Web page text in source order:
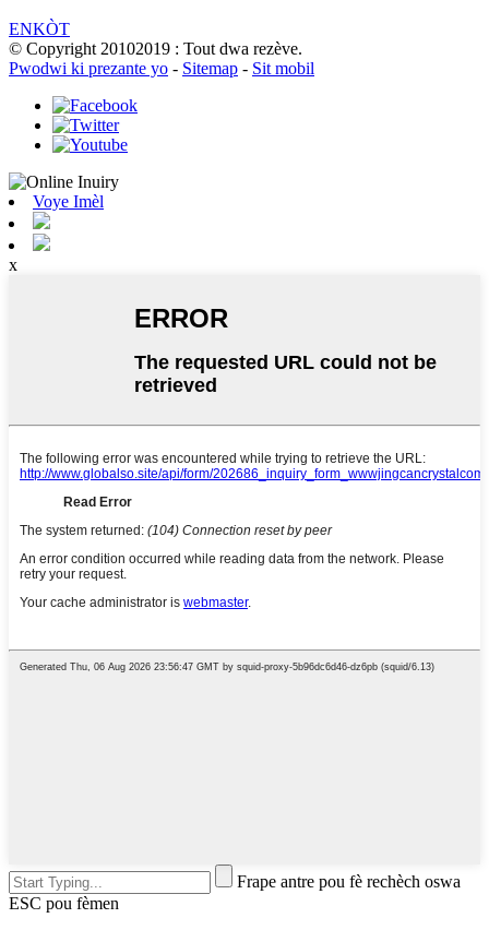
ENKÒT
© Copyright 20102019 : Tout dwa rezève.
Pwodwi ki prezante yo - Sitemap - Sit mobil
Voye Imèl
x
Frape antre pou fè rechèch oswa
ESC pou fèmen